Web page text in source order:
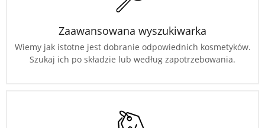
Zaawansowana wyszukiwarka
Wiemy jak istotne jest dobranie odpowiednich kosmetyków.
Szukaj ich po składzie lub według zapotrzebowania.